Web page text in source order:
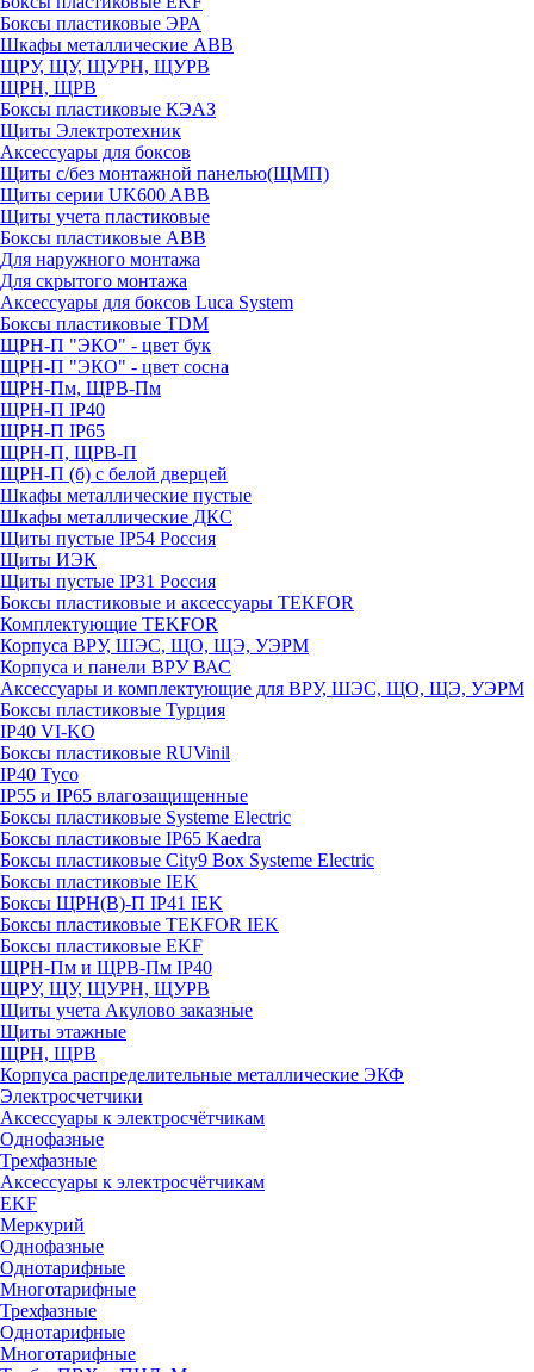
Боксы пластиковые ЭРА
Шкафы металлические ABB
ЩРУ, ЩУ, ЩУРН, ЩУРВ
ЩРН, ЩРВ
Боксы пластиковые КЭАЗ
Щиты Электротехник
Аксессуары для боксов
Щиты с/без монтажной панелью(ЩМП)
Щиты серии UK600 ABB
Щиты учета пластиковые
Боксы пластиковые ABB
Для наружного монтажа
Для скрытого монтажа
Аксессуары для боксов Luca System
Боксы пластиковые TDM
ЩРН-П "ЭКО" - цвет бук
ЩРН-П "ЭКО" - цвет сосна
ЩРН-Пм, ЩРВ-Пм
ЩРН-П IP40
ЩРН-П IP65
ЩРН-П, ЩРВ-П
ЩРН-П (б) с белой дверцей
Шкафы металлические пустые
Шкафы металлические ДКС
Щиты пустые IP54 Россия
Щиты ИЭК
Щиты пустые IP31 Россия
Боксы пластиковые и аксессуары TEKFOR
Комплектующие TEKFOR
Корпуса ВРУ, ШЭС, ЩО, ЩЭ, УЭРМ
Корпуса и панели ВРУ ВАС
Аксессуары и комплектующие для ВРУ, ШЭС, ЩО, ЩЭ, УЭРМ
Боксы пластиковые Турция
IP40 VI-KO
Боксы пластиковые RUVinil
IP40 Тусо
IP55 и IP65 влагозащищенные
Боксы пластиковые Systeme Electric
Боксы пластиковые IP65 Kaedra
Боксы пластиковые City9 Box Systeme Electric
Боксы пластиковые IEK
Боксы ЩРН(В)-П IP41 IEK
Боксы пластиковые TEKFOR IEK
Боксы пластиковые EKF
ЩРН-Пм и ЩРВ-Пм IP40
ЩРУ, ЩУ, ЩУРН, ЩУРВ
Щиты учета Акулово заказные
Щиты этажные
ЩРН, ЩРВ
Корпуса распределительные металлические ЭКФ
Электросчетчики
Аксессуары к электросчётчикам
Однофазные
Трехфазные
Аксессуары к электросчётчикам
EKF
Меркурий
Однофазные
Однотарифные
Многотарифные
Трехфазные
Однотарифные
Многотарифные